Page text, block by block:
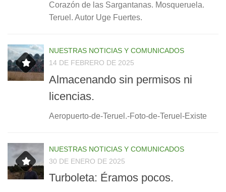
Corazón de las Sargantanas. Mosqueruela.
Teruel. Autor Uge Fuertes.
NUESTRAS NOTICIAS Y COMUNICADOS
14 DE FEBRERO DE 2025
Almacenando sin permisos ni
licencias.
Aeropuerto-de-Teruel.-Foto-de-Teruel-Existe
NUESTRAS NOTICIAS Y COMUNICADOS
30 DE ENERO DE 2025
Turboleta: Éramos pocos.